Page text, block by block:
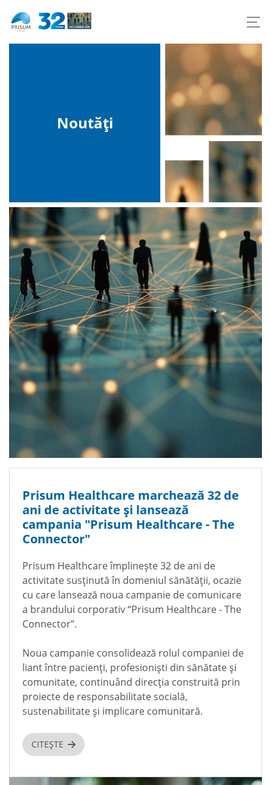
Noutăți
Prisum Healthcare marchează 32 de
ani de activitate și lansează
campania "Prisum Healthcare - The
Connector"
Prisum Healthcare împlinește 32 de ani de
activitate susținută în domeniul sănătății, ocazie
cu care lansează noua campanie de comunicare
a brandului corporativ “Prisum Healthcare - The
Connector”.
Noua campanie consolidează rolul companiei de
liant între pacienți, profesioniști din sănătate și
comunitate, continuând direcția construită prin
proiecte de responsabilitate socială,
sustenabilitate și implicare comunitară.
CITEȘTE